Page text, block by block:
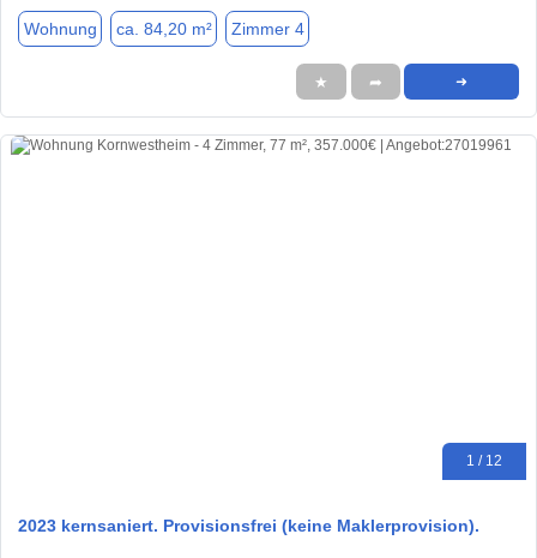
Wohnung ca. 84,20 m² Zimmer 4
★ ➦ ➜
1 / 12
2023 kernsaniert. Provisionsfrei (keine Maklerprovision).